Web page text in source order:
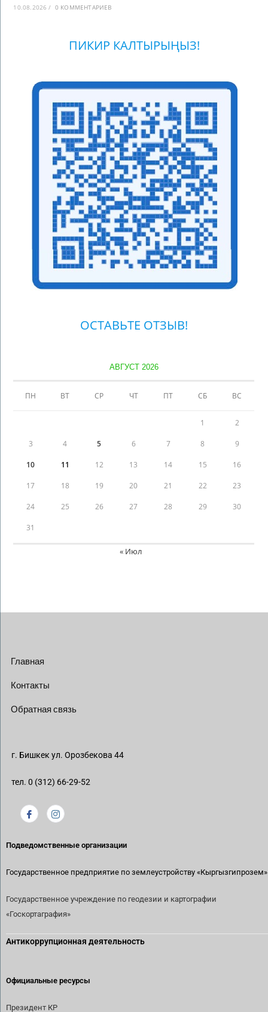
10.08.2026 / 0 КОММЕНТАРИЕВ
ПИКИР КАЛТЫРЫҢЫЗ!
ОСТАВЬТЕ ОТЗЫВ!
АВГУСТ 2026
ПН ВТ СР ЧТ ПТ СБ ВС
1 2
3 4 5 6 7 8 9
10 11 12 13 14 15 16
17 18 19 20 21 22 23
24 25 26 27 28 29 30
31
« Июл
Главная
Контакты
Обратная связь
г. Бишкек ул. Орозбекова 44
тел. 0 (312) 66-29-52
Подведомственные организации
Государственное предприятие по землеустройству «Кыргызгипрозем»
Государственное учреждение по геодезии и картографии
«Госкортаграфия»
Антикоррупционная деятельность
Официальные ресурсы
Президент КР